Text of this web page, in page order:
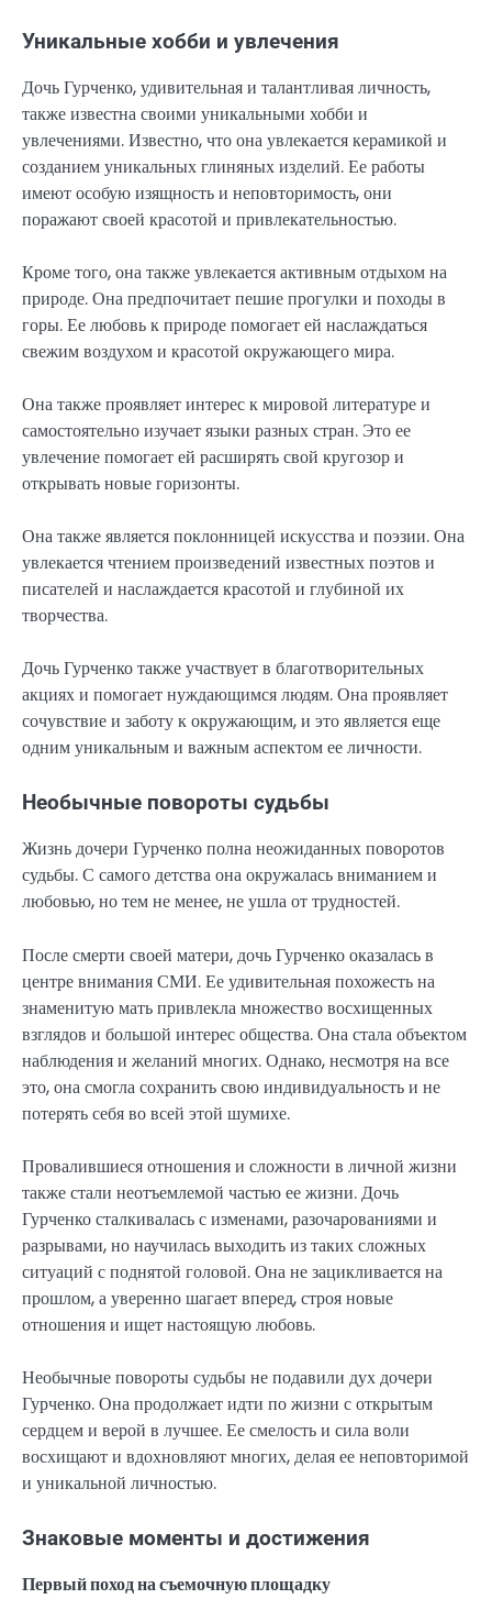
Уникальные хобби и увлечения
Дочь Гурченко, удивительная и талантливая личность,
также известна своими уникальными хобби и
увлечениями. Известно, что она увлекается керамикой и
созданием уникальных глиняных изделий. Ее работы
имеют особую изящность и неповторимость, они
поражают своей красотой и привлекательностью.
Кроме того, она также увлекается активным отдыхом на
природе. Она предпочитает пешие прогулки и походы в
горы. Ее любовь к природе помогает ей наслаждаться
свежим воздухом и красотой окружающего мира.
Она также проявляет интерес к мировой литературе и
самостоятельно изучает языки разных стран. Это ее
увлечение помогает ей расширять свой кругозор и
открывать новые горизонты.
Она также является поклонницей искусства и поэзии. Она
увлекается чтением произведений известных поэтов и
писателей и наслаждается красотой и глубиной их
творчества.
Дочь Гурченко также участвует в благотворительных
акциях и помогает нуждающимся людям. Она проявляет
сочувствие и заботу к окружающим, и это является еще
одним уникальным и важным аспектом ее личности.
Необычные повороты судьбы
Жизнь дочери Гурченко полна неожиданных поворотов
судьбы. С самого детства она окружалась вниманием и
любовью, но тем не менее, не ушла от трудностей.
После смерти своей матери, дочь Гурченко оказалась в
центре внимания СМИ. Ее удивительная похожесть на
знаменитую мать привлекла множество восхищенных
взглядов и большой интерес общества. Она стала объектом
наблюдения и желаний многих. Однако, несмотря на все
это, она смогла сохранить свою индивидуальность и не
потерять себя во всей этой шумихе.
Провалившиеся отношения и сложности в личной жизни
также стали неотъемлемой частью ее жизни. Дочь
Гурченко сталкивалась с изменами, разочарованиями и
разрывами, но научилась выходить из таких сложных
ситуаций с поднятой головой. Она не зацикливается на
прошлом, а уверенно шагает вперед, строя новые
отношения и ищет настоящую любовь.
Необычные повороты судьбы не подавили дух дочери
Гурченко. Она продолжает идти по жизни с открытым
сердцем и верой в лучшее. Ее смелость и сила воли
восхищают и вдохновляют многих, делая ее неповторимой
и уникальной личностью.
Знаковые моменты и достижения
Первый поход на съемочную площадку